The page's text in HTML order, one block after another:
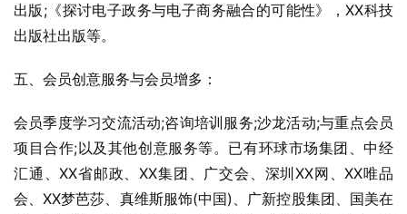
出版;《探讨电子政务与电子商务融合的可能性》，XX科技
出版社出版等。
五、会员创意服务与会员增多：
会员季度学习交流活动;咨询培训服务;沙龙活动;与重点会员
项目合作;以及其他创意服务等。已有环球市场集团、中经
汇通、XX省邮政、XX集团、广交会、深圳XX网、XX唯品
会、XX梦芭莎、真维斯服饰(中国)、广新控股集团、国美在